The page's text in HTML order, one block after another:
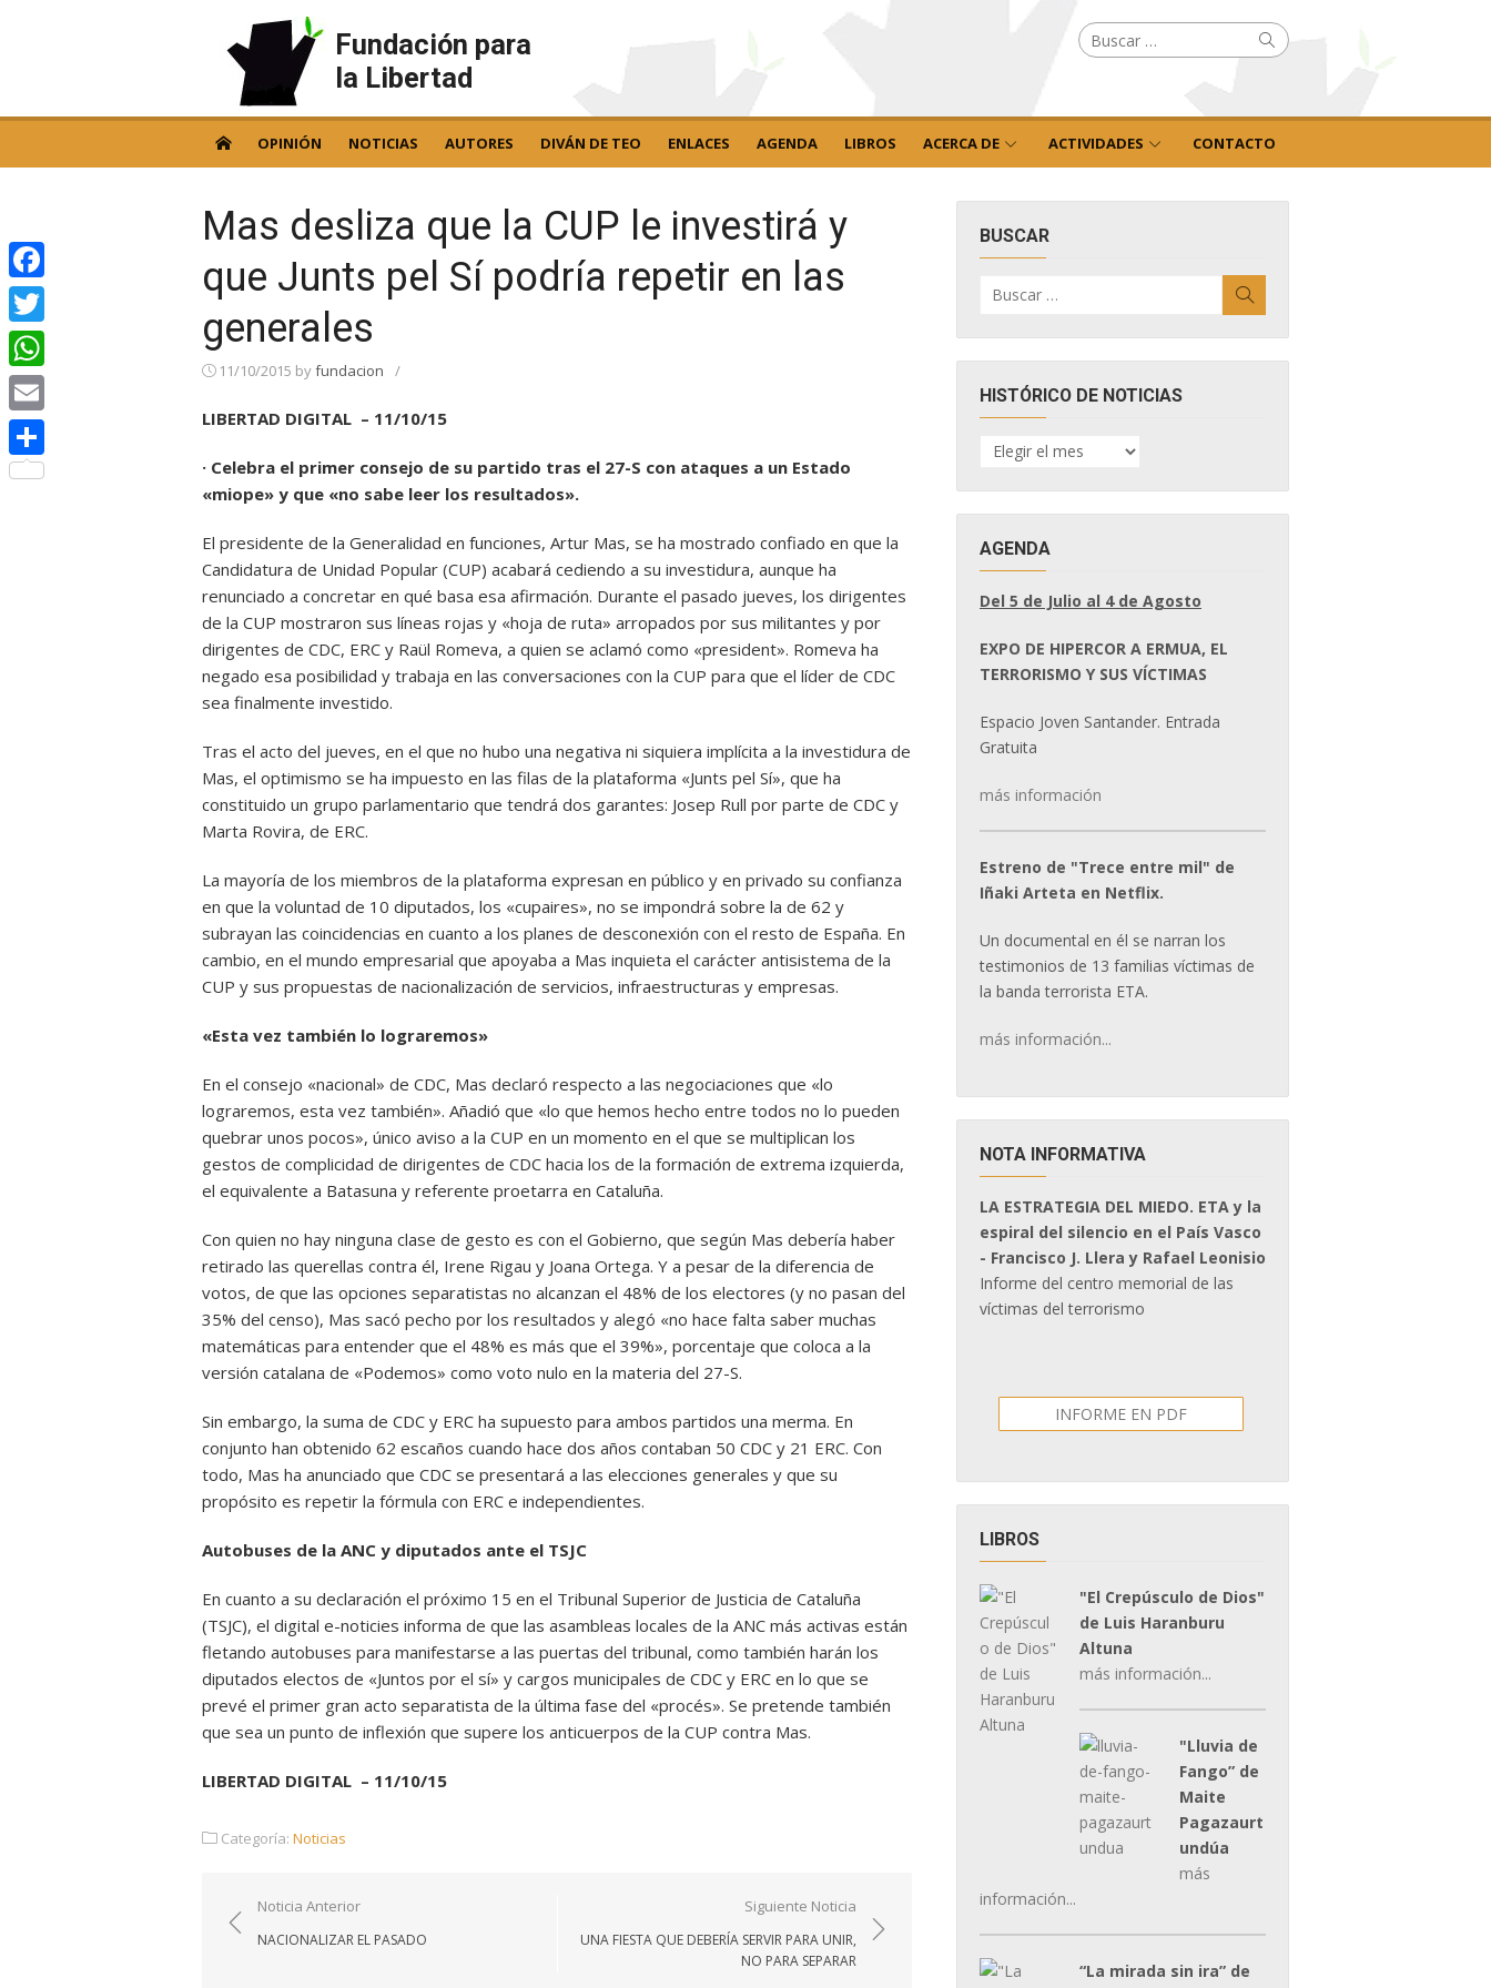
Fundación para
la Libertad
Buscar
por: Buscar
OPINIÓN NOTICIAS AUTORES DIVÁN DE TEO ENLACES AGENDA LIBROS ACERCA DE ACTIVIDADES CONTACTO
Mas desliza que la CUP le investirá y
que Junts pel Sí podría repetir en las
generales
11/10/2015 byfundacion /
LIBERTAD DIGITAL – 11/10/15
· Celebra el primer consejo de su partido tras el 27-S con ataques a un Estado
«miope» y que «no sabe leer los resultados».
El presidente de la Generalidad en funciones, Artur Mas, se ha mostrado confiado en que la
Candidatura de Unidad Popular (CUP) acabará cediendo a su investidura, aunque ha
renunciado a concretar en qué basa esa afirmación. Durante el pasado jueves, los dirigentes
de la CUP mostraron sus líneas rojas y «hoja de ruta» arropados por sus militantes y por
dirigentes de CDC, ERC y Raül Romeva, a quien se aclamó como «president». Romeva ha
negado esa posibilidad y trabaja en las conversaciones con la CUP para que el líder de CDC
sea finalmente investido.
Tras el acto del jueves, en el que no hubo una negativa ni siquiera implícita a la investidura de
Mas, el optimismo se ha impuesto en las filas de la plataforma «Junts pel Sí», que ha
constituido un grupo parlamentario que tendrá dos garantes: Josep Rull por parte de CDC y
Marta Rovira, de ERC.
La mayoría de los miembros de la plataforma expresan en público y en privado su confianza
en que la voluntad de 10 diputados, los «cupaires», no se impondrá sobre la de 62 y
subrayan las coincidencias en cuanto a los planes de desconexión con el resto de España. En
cambio, en el mundo empresarial que apoyaba a Mas inquieta el carácter antisistema de la
CUP y sus propuestas de nacionalización de servicios, infraestructuras y empresas.
«Esta vez también lo lograremos»
En el consejo «nacional» de CDC, Mas declaró respecto a las negociaciones que «lo
lograremos, esta vez también». Añadió que «lo que hemos hecho entre todos no lo pueden
quebrar unos pocos», único aviso a la CUP en un momento en el que se multiplican los
gestos de complicidad de dirigentes de CDC hacia los de la formación de extrema izquierda,
el equivalente a Batasuna y referente proetarra en Cataluña.
Con quien no hay ninguna clase de gesto es con el Gobierno, que según Mas debería haber
retirado las querellas contra él, Irene Rigau y Joana Ortega. Y a pesar de la diferencia de
votos, de que las opciones separatistas no alcanzan el 48% de los electores (y no pasan del
35% del censo), Mas sacó pecho por los resultados y alegó «no hace falta saber muchas
matemáticas para entender que el 48% es más que el 39%», porcentaje que coloca a la
versión catalana de «Podemos» como voto nulo en la materia del 27-S.
Sin embargo, la suma de CDC y ERC ha supuesto para ambos partidos una merma. En
conjunto han obtenido 62 escaños cuando hace dos años contaban 50 CDC y 21 ERC. Con
todo, Mas ha anunciado que CDC se presentará a las elecciones generales y que su
propósito es repetir la fórmula con ERC e independientes.
Autobuses de la ANC y diputados ante el TSJC
En cuanto a su declaración el próximo 15 en el Tribunal Superior de Justicia de Cataluña
(TSJC), el digital e-noticies informa de que las asambleas locales de la ANC más activas están
fletando autobuses para manifestarse a las puertas del tribunal, como también harán los
diputados electos de «Juntos por el sí» y cargos municipales de CDC y ERC en lo que se
prevé el primer gran acto separatista de la última fase del «procés». Se pretende también
que sea un punto de inflexión que supere los anticuerpos de la CUP contra Mas.
LIBERTAD DIGITAL – 11/10/15
Categoría: Noticias
Navegación
de
Noticia Anterior
NACIONALIZAR EL PASADO
Siguiente Noticia
UNA FIESTA QUE DEBERÍA SERVIR PARA UNIR,
NO PARA SEPARAR
BUSCAR
por:
HISTÓRICO DE NOTICIAS
HISTÓRICO
DE
AGENDA
Del 5 de Julio al 4 de Agosto
EXPO DE HIPERCOR A ERMUA, EL
TERRORISMO Y SUS VÍCTIMAS
Espacio Joven Santander. Entrada
Gratuita
más información
Estreno de "Trece entre mil" de
Iñaki Arteta en Netflix.
Un documental en él se narran los
testimonios de 13 familias víctimas de
la banda terrorista ETA.
más información...
NOTA INFORMATIVA
LA ESTRATEGIA DEL MIEDO. ETA y la
espiral del silencio en el País Vasco
- Francisco J. Llera y Rafael Leonisio
Informe del centro memorial de las
víctimas del terrorismo
INFORME EN PDF
LIBROS
"El Crepúsculo de Dios"
de Luis Haranburu
Altuna
más información...
"Lluvia de
Fango” de
Maite
Pagazaurt
undúa
más
información...
“La mirada sin ira” de
Facebook
Twitter
WhatsApp
Email
Compartir